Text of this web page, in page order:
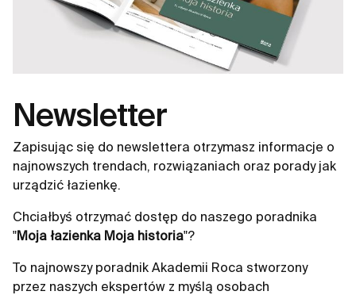
Newsletter
Zapisując się do newslettera otrzymasz informacje o
najnowszych trendach, rozwiązaniach oraz porady jak
urządzić łazienkę.
Chciałbyś otrzymać dostęp do naszego poradnika
"Moja łazienka Moja historia"?
To najnowszy poradnik Akademii Roca stworzony
przez naszych ekspertów z myślą osobach